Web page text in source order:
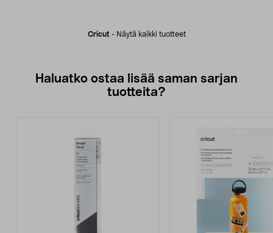
Cricut - Näytä kaikki tuotteet
Haluatko ostaa lisää saman sarjan
tuotteita?